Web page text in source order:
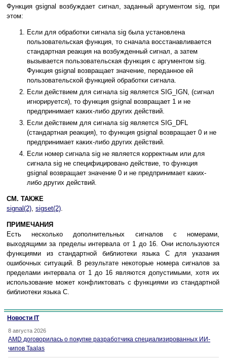
Функция gsignal возбуждает сигнал, заданный аргументом sig, при
этом:
Если для обработки сигнала sig была установлена
пользовательская функция, то сначала восстанавливается
стандартная реакция на возбужденный сигнал, а затем
вызывается пользовательская функция с аргументом sig.
Функция gsignal возвращает значение, переданное ей
пользовательской функцией обработки сигнала.
Если действием для сигнала sig является SIG_IGN, (сигнал
игнорируется), то функция gsignal возвращает 1 и не
предпринимает каких-либо других действий.
Если действием для сигнала sig является SIG_DFL
(стандартная реакция), то функция gsignal возвращает 0 и не
предпринимает каких-либо других действий.
Если номер сигнала sig не является корректным или для
сигнала sig не специфицировано действие, то функция
gsignal возвращает значение 0 и не предпринимает каких-
либо других действий.
СМ. ТАКЖЕ
signal(2), sigset(2).
ПРИМЕЧАНИЯ
Есть несколько дополнительных сигналов с номерами,
выходящими за пределы интервала от 1 до 16. Они используются
функциями из стандартной библиотеки языка C для указания
ошибочных ситуаций. В результате некоторые номера сигналов за
пределами интервала от 1 до 16 являются допустимыми, хотя их
использование может конфликтовать с функциями из стандартной
библиотеки языка C.
Новости IT
8 августа 2026
AMD договорилась о покупке разработчика специализированных ИИ-
чипов Taalas